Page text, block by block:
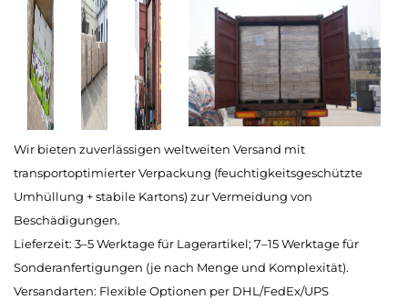
Wir bieten zuverlässigen weltweiten Versand mit
transportoptimierter Verpackung (feuchtigkeitsgeschützte
Umhüllung + stabile Kartons) zur Vermeidung von
Beschädigungen.
Lieferzeit: 3–5 Werktage für Lagerartikel; 7–15 Werktage für
Sonderanfertigungen (je nach Menge und Komplexität).
Versandarten: Flexible Optionen per DHL/FedEx/UPS